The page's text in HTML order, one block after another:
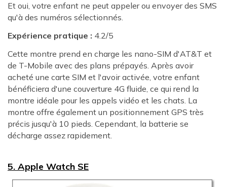
Et oui, votre enfant ne peut appeler ou envoyer des SMS
qu'à des numéros sélectionnés.
Expérience pratique : 4.2/5
Cette montre prend en charge les nano-SIM d'AT&T et
de T-Mobile avec des plans prépayés. Après avoir
acheté une carte SIM et l'avoir activée, votre enfant
bénéficiera d'une couverture 4G fluide, ce qui rend la
montre idéale pour les appels vidéo et les chats. La
montre offre également un positionnement GPS très
précis jusqu'à 10 pieds. Cependant, la batterie se
décharge assez rapidement.
5. Apple Watch SE